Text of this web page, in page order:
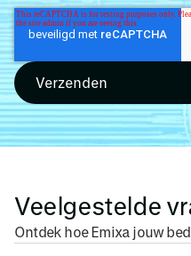
Veelgestelde
Ontdek hoe Emixa jouw